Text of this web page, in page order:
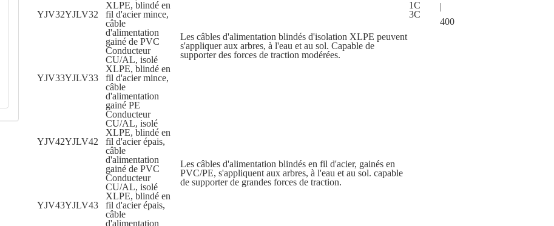
1C
3C
|
400
YJV32YJLV32
XLPE, blindé en
fil d'acier mince,
câble
d'alimentation
gainé de PVC
Les câbles d'alimentation blindés d'isolation XLPE peuvent
s'appliquer aux arbres, à l'eau et au sol. Capable de
supporter des forces de traction modérées.
YJV33YJLV33
Conducteur
CU/AL, isolé
XLPE, blindé en
fil d'acier mince,
câble
d'alimentation
gainé PE
YJV42YJLV42
Conducteur
CU/AL, isolé
XLPE, blindé en
fil d'acier épais,
câble
d'alimentation
gainé de PVC
Les câbles d'alimentation blindés en fil d'acier, gainés en
PVC/PE, s'appliquent aux arbres, à l'eau et au sol. capable
de supporter de grandes forces de traction.
YJV43YJLV43
Conducteur
CU/AL, isolé
XLPE, blindé en
fil d'acier épais,
câble
d'alimentation